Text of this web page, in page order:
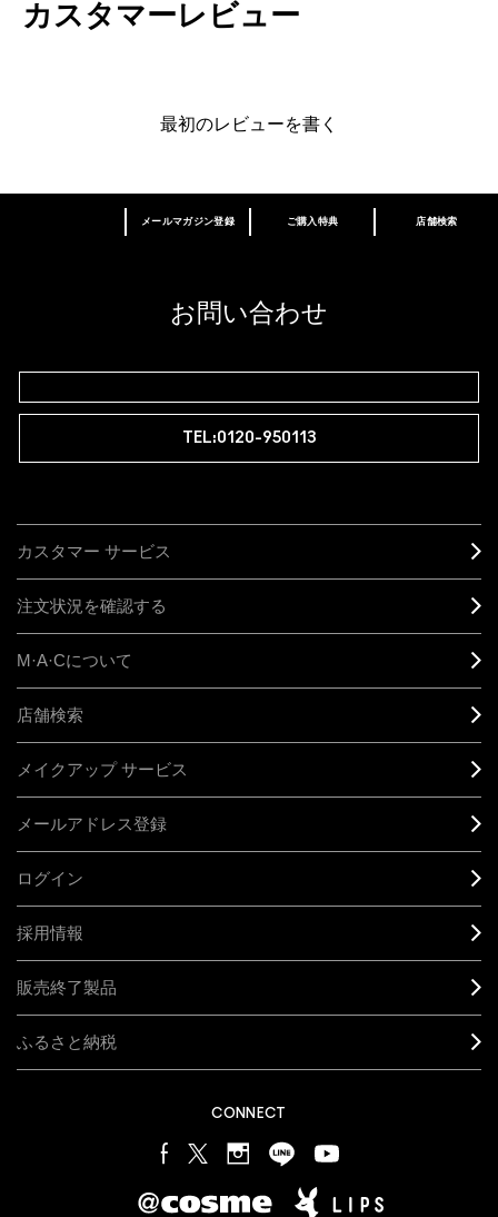
カスタマーレビュー
最初のレビューを書く
あなたはM･A･Cラバー ロイヤリティ プログ
登録後の初回購入時に10%OFF
メールマガジン登録 ご購入特典 店舗検索
お問い合わせ
TEL:0120-950113
カスタマー サービス
注文状況を確認する
M·A·Cについて
店舗検索
メイクアップ サービス
メールアドレス登録
ログイン
採用情報
販売終了製品
ふるさと納税
CONNECT